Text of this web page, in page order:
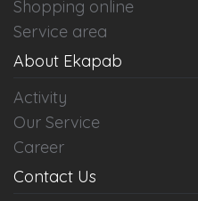
Shopping online
Service area
About Ekapab
Activity
Our Service
Career
Contact Us